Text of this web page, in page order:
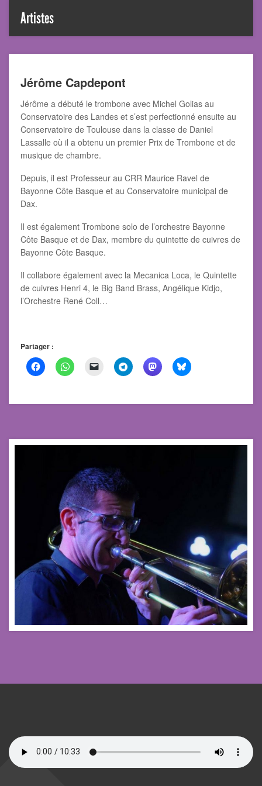
Artistes
Jérôme Capdepont
Jérôme a débuté le trombone avec Michel Golias au
Conservatoire des Landes et s’est perfectionné ensuite au
Conservatoire de Toulouse dans la classe de Daniel
Lassalle où il a obtenu un premier Prix de Trombone et de
musique de chambre.
Depuis, il est Professeur au CRR Maurice Ravel de
Bayonne Côte Basque et au Conservatoire municipal de
Dax.
Il est également Trombone solo de l’orchestre Bayonne
Côte Basque et de Dax, membre du quintette de cuivres de
Bayonne Côte Basque.
Il collabore également avec la Mecanica Loca, le Quintette
de cuivres Henri 4, le Big Band Brass, Angélique Kidjo,
l’Orchestre René Coll…
Partager :